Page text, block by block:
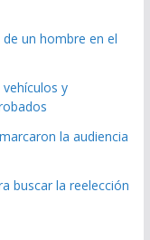
un hombre en el
y
la audiencia
buscar la reelección